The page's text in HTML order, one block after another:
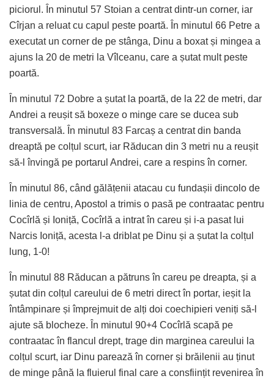
piciorul. În minutul 57 Stoian a centrat dintr-un corner, iar
Cîrjan a reluat cu capul peste poartă. În minutul 66 Petre a
executat un corner de pe stânga, Dinu a boxat și mingea a
ajuns la 20 de metri la Vîlceanu, care a șutat mult peste
poartă.
În minutul 72 Dobre a șutat la poartă, de la 22 de metri, dar
Andrei a reușit să boxeze o minge care se ducea sub
transversală. În minutul 83 Farcaș a centrat din banda
dreaptă pe colțul scurt, iar Răducan din 3 metri nu a reușit
să-l învingă pe portarul Andrei, care a respins în corner.
În minutul 86, când gălățenii atacau cu fundașii dincolo de
linia de centru, Apostol a trimis o pasă pe contraatac pentru
Cocîrlă și Ioniță, Cocîrlă a intrat în careu și i-a pasat lui
Narcis Ioniță, acesta l-a driblat pe Dinu și a șutat la colțul
lung, 1-0!
În minutul 88 Răducan a pătruns în careu pe dreapta, și a
șutat din colțul careului de 6 metri direct în portar, ieșit la
întâmpinare și împrejmuit de alți doi coechipieri veniți să-l
ajute să blocheze. În minutul 90+4 Cocîrlă scapă pe
contraatac în flancul drept, trage din marginea careului la
colțul scurt, iar Dinu parează în corner și brăilenii au ținut
de minge până la fluierul final care a consființit revenirea în